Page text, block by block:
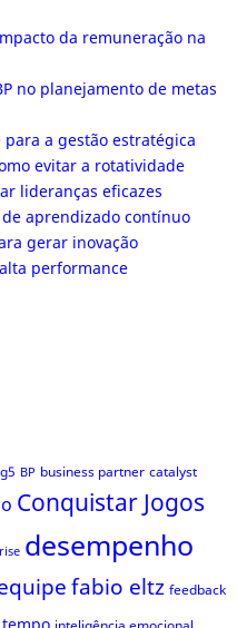
da remuneração na
no planejamento de metas
para a gestão estratégica
evitar a rotatividade
lideranças eficazes
aprendizado contínuo
gerar inovação
performance
BP business partner catalyst
Conquistar Jogos
desempenho
fabio eltz feedback